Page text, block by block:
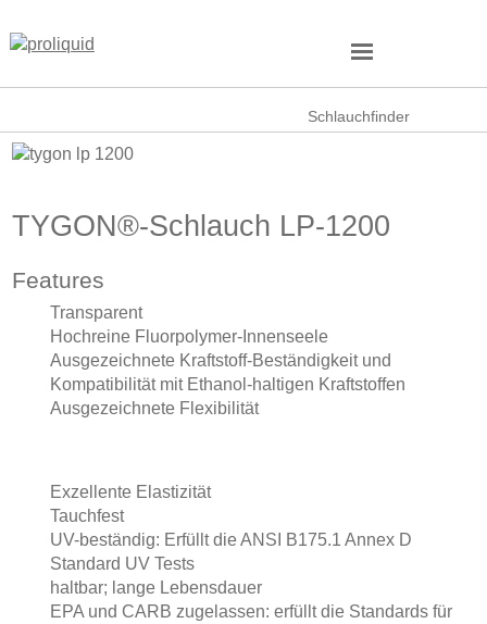
Schlauchfinder
TYGON®-Schlauch LP-1200
Features
Transparent
Hochreine Fluorpolymer-Innenseele
Ausgezeichnete Kraftstoff-Beständigkeit und
Kompatibilität mit Ethanol-haltigen Kraftstoffen
Ausgezeichnete Flexibilität
Exzellente Elastizität
Tauchfest
UV-beständig: Erfüllt die ANSI B175.1 Annex D
Standard UV Tests
haltbar; lange Lebensdauer
EPA und CARB zugelassen: erfüllt die Standards für